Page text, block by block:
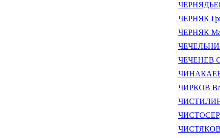
ЧЕРНЯК
ЧЕРНЯК
ЧЕЧЕНЕВ
ЧИРКОВ
ЧИСТИЛИН
ЧИСТЯКОВ